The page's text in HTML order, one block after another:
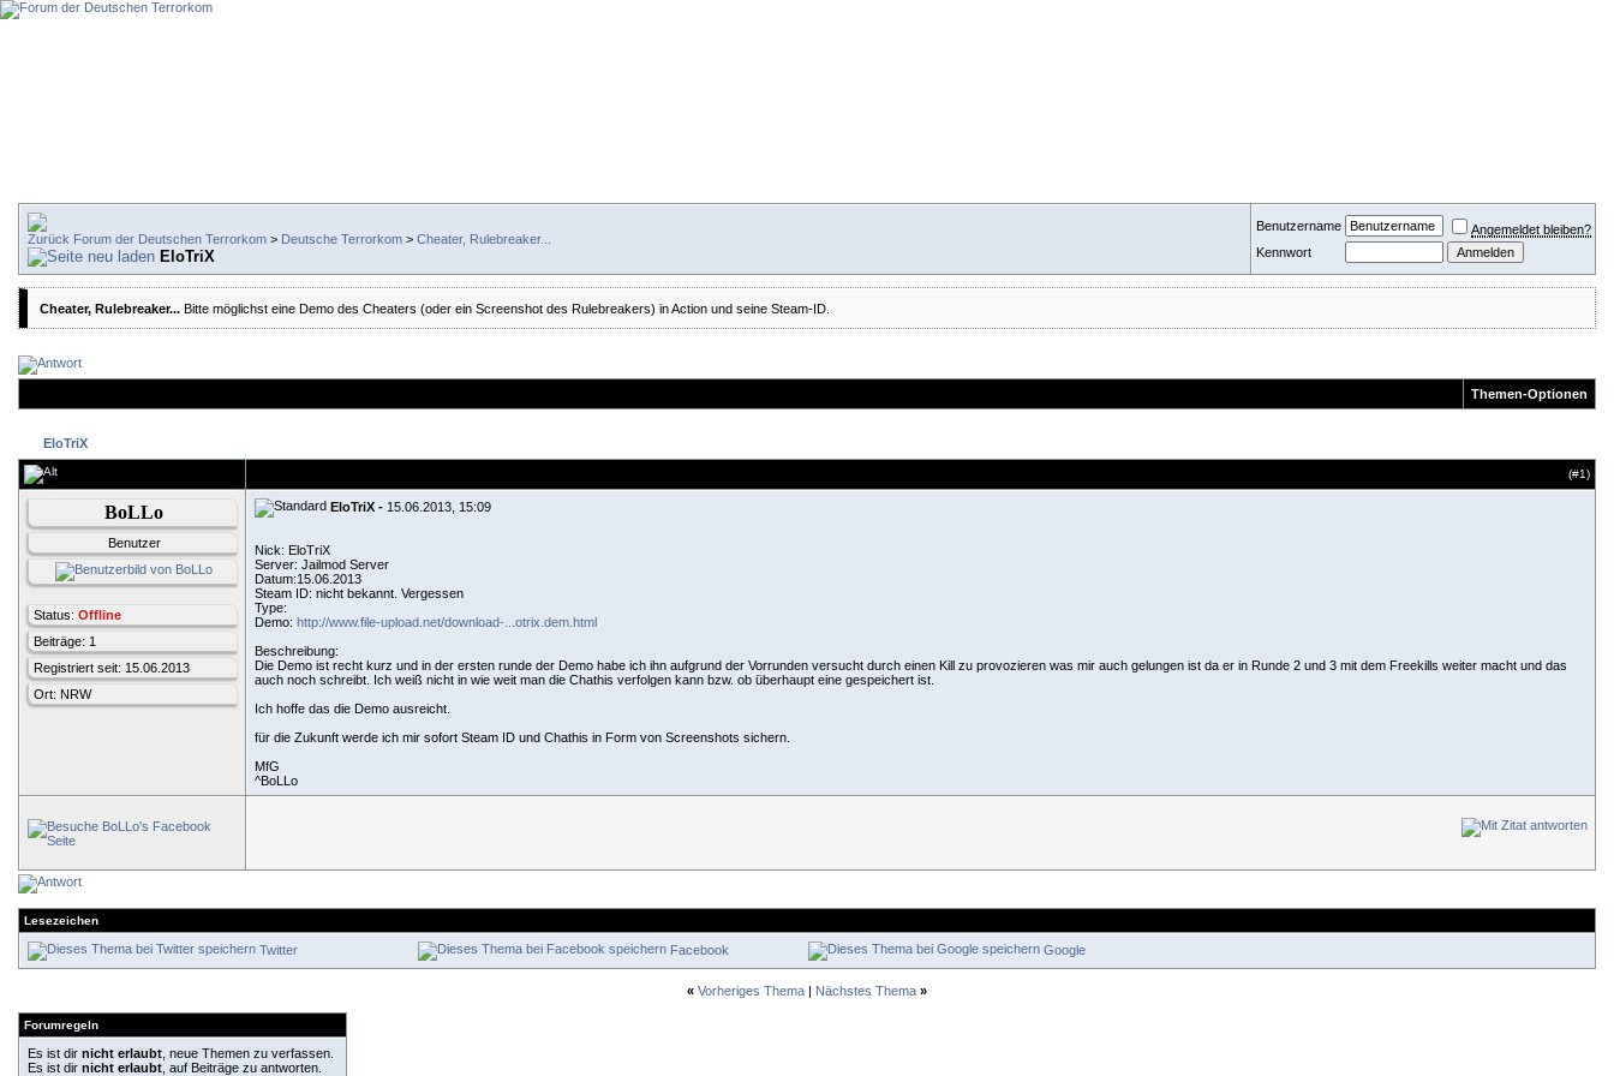
Forum der Deutschen Terrorkom > Deutsche Terrorkom > Cheater, Rulebreaker...
EloTriX
Benutzername
Angemeldet bleiben?
Kennwort
Cheater, Rulebreaker... Bitte möglichst eine Demo des Cheaters (oder ein Screenshot des Rulebreakers) in Action und seine Steam-ID.
Themen-Optionen
EloTriX
(#1)
BoLLo
Benutzer
Status: Offline
Beiträge: 1
Registriert seit: 15.06.2013
Ort: NRW
EloTriX - 15.06.2013, 15:09
Nick: EloTriX
Server: Jailmod Server
Datum:15.06.2013
Steam ID: nicht bekannt. Vergessen
Type:
Demo: http://www.file-upload.net/download-...otrix.dem.html
Beschreibung:
Die Demo ist recht kurz und in der ersten runde der Demo habe ich ihn aufgrund der Vorrunden versucht durch einen Kill zu provozieren was mir auch gelungen ist da er in Runde 2 und 3 mit dem Freekills weiter macht und das
auch noch schreibt. Ich weiß nicht in wie weit man die Chathis verfolgen kann bzw. ob überhaupt eine gespeichert ist.
Ich hoffe das die Demo ausreicht.
für die Zukunft werde ich mir sofort Steam ID und Chathis in Form von Screenshots sichern.
MfG
^BoLLo
Lesezeichen
Twitter Facebook Google
« Vorheriges Thema | Nächstes Thema »
Forumregeln
Es ist dir nicht erlaubt , neue Themen zu verfassen.
Es ist dir nicht erlaubt , auf Beiträge zu antworten.